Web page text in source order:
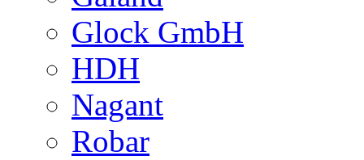
Glock GmbH
HDH
Nagant
Robar